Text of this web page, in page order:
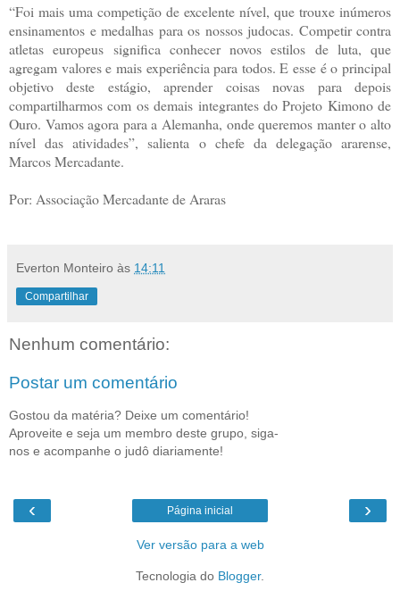
“Foi mais uma competição de excelente nível, que trouxe inúmeros
ensinamentos e medalhas para os nossos judocas. Competir contra
atletas europeus significa conhecer novos estilos de luta, que
agregam valores e mais experiência para todos. E esse é o principal
objetivo deste estágio, aprender coisas novas para depois
compartilharmos com os demais integrantes do Projeto Kimono de
Ouro. Vamos agora para a Alemanha, onde queremos manter o alto
nível das atividades”, salienta o chefe da delegação ararense,
Marcos Mercadante.
Por: Associação Mercadante de Araras
Everton Monteiro às 14:11
Compartilhar
Nenhum comentário:
Postar um comentário
Gostou da matéria? Deixe um comentário!
Aproveite e seja um membro deste grupo, siga-
nos e acompanhe o judô diariamente!
‹ ›
Página inicial
Ver versão para a web
Tecnologia do Blogger.